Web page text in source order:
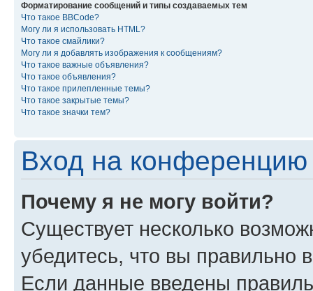
Форматирование сообщений и типы создаваемых тем
Что такое BBCode?
Могу ли я использовать HTML?
Что такое смайлики?
Могу ли я добавлять изображения к сообщениям?
Что такое важные объявления?
Что такое объявления?
Что такое прилепленные темы?
Что такое закрытые темы?
Что такое значки тем?
Вход на конференцию
Почему я не могу войти?
Существует несколько
убедитесь, что вы правильно
Если данные введены